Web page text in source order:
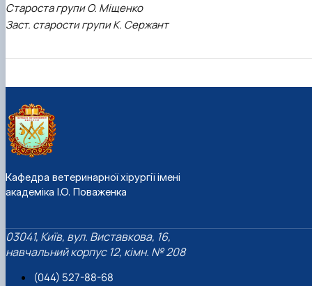
Староста групи О. Міщенко
Заст. старости групи К. Сержант
Кафедра ветеринарної хірургії імені
академіка І.О. Поваженка
03041, Київ, вул. Виставкова, 16,
навчальний корпус 12, кімн. № 208
(044) 527-88-68